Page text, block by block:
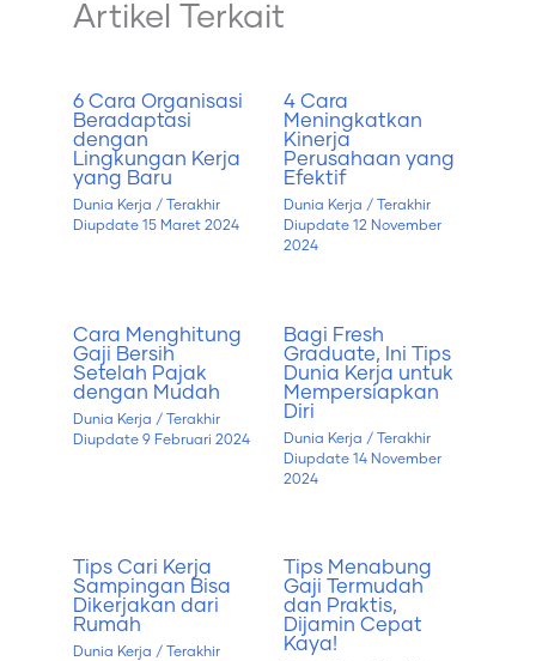
Artikel Terkait
6 Cara Organisasi
Beradaptasi
dengan
Lingkungan Kerja
yang Baru
Dunia Kerja / Terakhir
Diupdate 15 Maret 2024
4 Cara
Meningkatkan
Kinerja
Perusahaan yang
Efektif
Dunia Kerja / Terakhir
Diupdate12 November
2024
Cara Menghitung
Gaji Bersih
Setelah Pajak
dengan Mudah
Dunia Kerja / Terakhir
Diupdate 9 Februari 2024
Bagi Fresh
Graduate, Ini Tips
Dunia Kerja untuk
Mempersiapkan
Diri
Dunia Kerja / Terakhir
Diupdate14 November
2024
Tips Cari Kerja
Sampingan Bisa
Dikerjakan dari
Rumah
Dunia Kerja / Terakhir
Tips Menabung
Gaji Termudah
dan Praktis,
Dijamin Cepat
Kaya!